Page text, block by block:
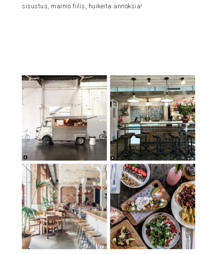
sisustus, mainio fiilis, huikeita annoksia!